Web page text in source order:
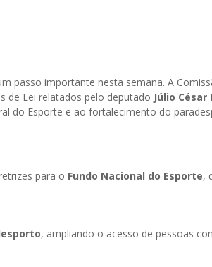
passo importante nesta semana. A
de Lei relatados pelo deputado Júlio
do Esporte e ao fortalecimento do
para o Fundo Nacional do Esporte,
, ampliando o acesso de pessoas